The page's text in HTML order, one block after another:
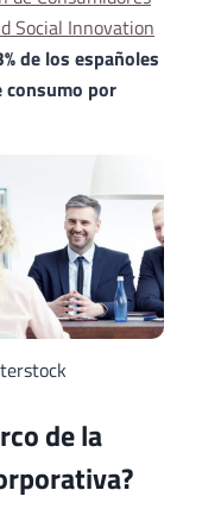
Social Innovation
de los españoles
consumo por
de la